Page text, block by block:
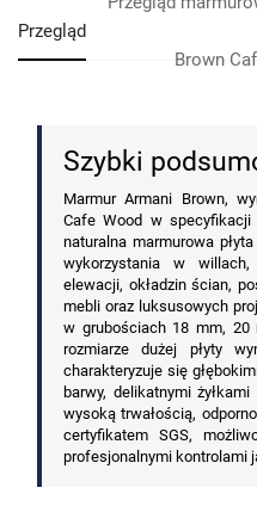
Przegląd
Brown
Szybki
Marmur Armani Brown,
Cafe Wood w specyfikacji
naturalna marmurowa
wykorzystania w
elewacji, okładzin ścian,
mebli oraz luksusowych
w grubościach 18 mm,
rozmiarze dużej płyty
charakteryzuje się
barwy, delikatnymi
wysoką trwałością,
certyfikatem SGS,
profesjonalnymi kontrolami